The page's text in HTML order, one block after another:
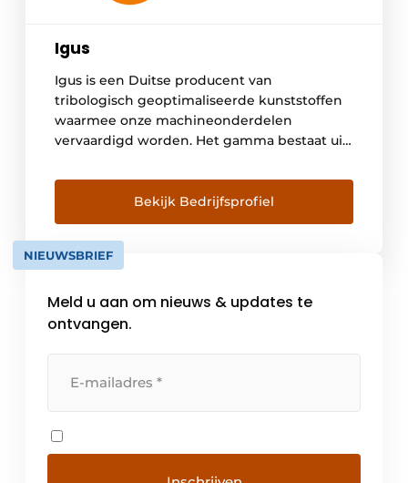
Igus
Igus is een Duitse producent van
tribologisch geoptimaliseerde kunststoffen
waarmee onze machineonderdelen
vervaardigd worden. Het gamma bestaat uit
kabelrupsen en kabels; motion plastics
genaamd. In België bedienen we meer dan
3000 klanten die actief zijn in grote
verscheidenheid van industrieën. Met de
online tools die terug te vinden zijn op […]
Bekijk Bedrijfsprofiel
NIEUWSBRIEF
Meld u aan om nieuws & updates te
ontvangen.